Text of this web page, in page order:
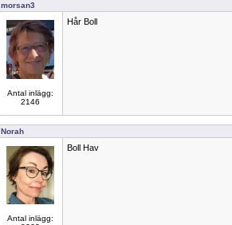
morsan3
Antal inlägg:
2146
Hår Boll
Norah
Antal inlägg:
Boll Hav